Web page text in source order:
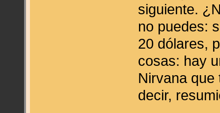
siguiente.
no puedes:
20 dólares,
cosas: hay
Nirvana que
decir,